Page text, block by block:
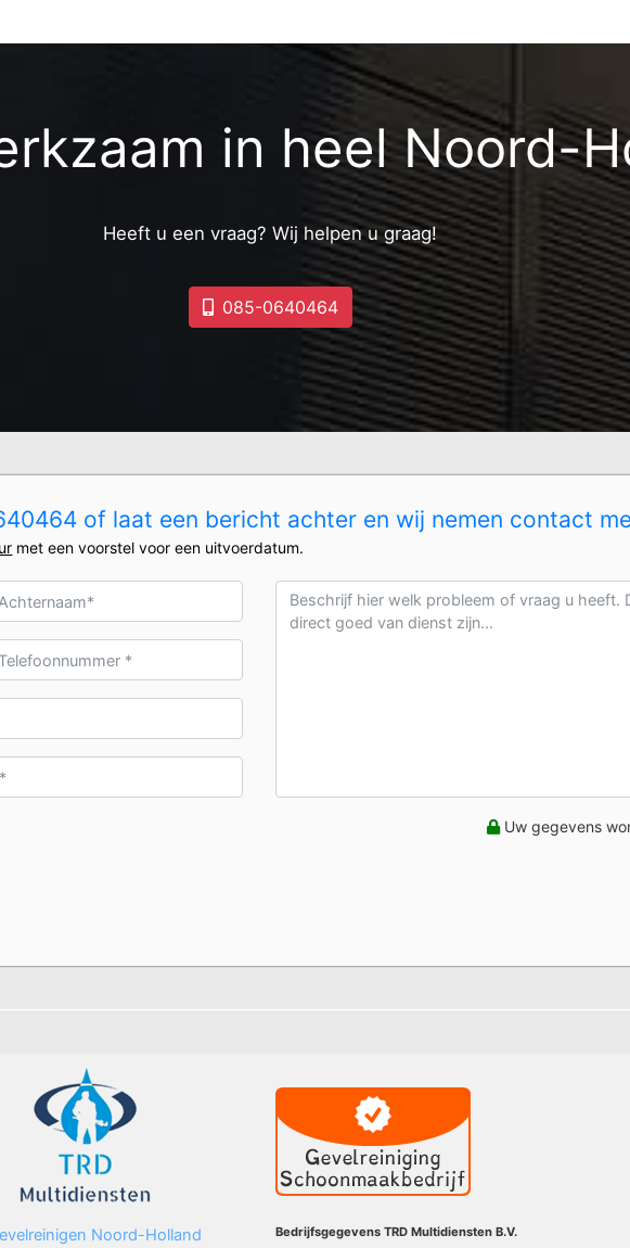
in heel Noord-
Heeft u een vraag? Wij helpen u graag!
085-0640464
of laat een bericht achter en wij nemen contact
met een voorstel voor een uitvoerdatum.
Uw gegevens
Noord-Holland
Bedrijfsgegevens TRD Multidiensten B.V.